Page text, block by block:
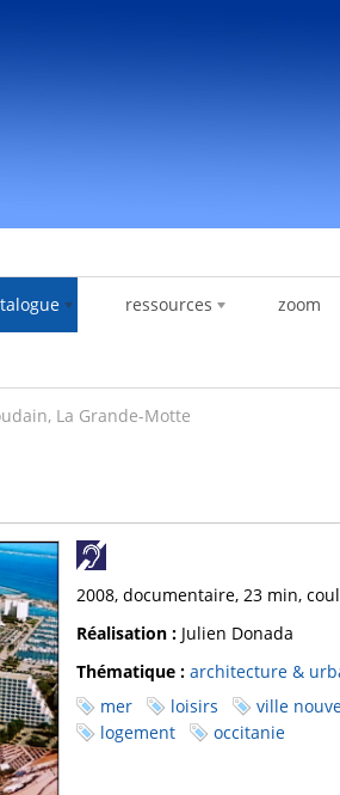
ressources zoom
La Grande-Motte
2008, documentaire, 23 min,
Réalisation : Julien Donada
Thématique : architecture &
mer
loisirs ville
logement
occitanie